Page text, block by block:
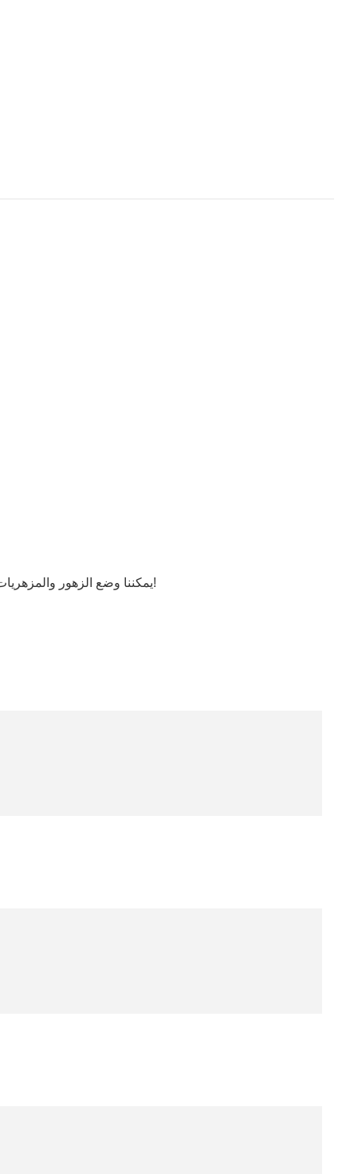
يمكننا وضع الزهور والمزهريات الجميلة على الطاولة الجانبية الكلاسيكية، بالإضافة إلى الزخارف الجميلة مثل المنحوتات والساعات والأعمال الفنية الزجاجية وما إلى ذلك!